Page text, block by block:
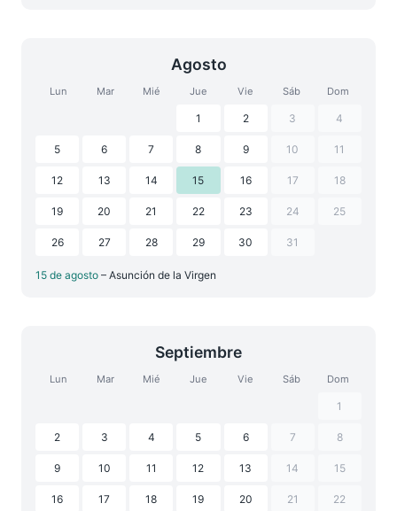
Agosto
Lun Mar Mié Jue Vie Sáb Dom
1 2 3 4
5 6 7 8 9 10 11
12 13 14 15 16 17 18
19 20 21 22 23 24 25
26 27 28 29 30 31
15 de agosto – Asunción de la Virgen
Septiembre
Lun Mar Mié Jue Vie Sáb Dom
1
2 3 4 5 6 7 8
9 10 11 12 13 14 15
16 17 18 19 20 21 22